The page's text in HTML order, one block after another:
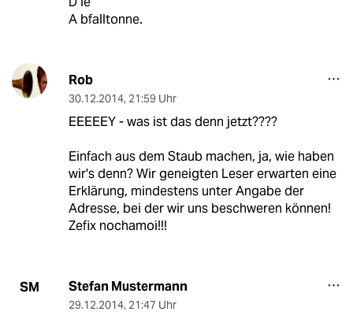
A bfalltonne.
Rob
30.12.2014, 21:59 Uhr
EEEEEY - was ist das denn jetzt????
Einfach aus dem Staub machen, ja, wie haben
wir's denn? Wir geneigten Leser erwarten eine
Erklärung, mindestens unter Angabe der
Adresse, bei der wir uns beschweren können!
Zefix nochamoi!!!
SM Stefan Mustermann
29.12.2014, 21:47 Uhr